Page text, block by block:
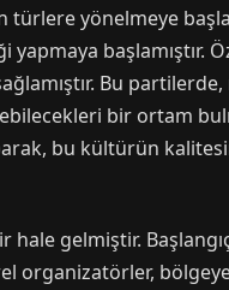
yönelmeye
başlamıştır.
Bu
bir ortam
bu kültürün
gelmiştir.
bölgeye